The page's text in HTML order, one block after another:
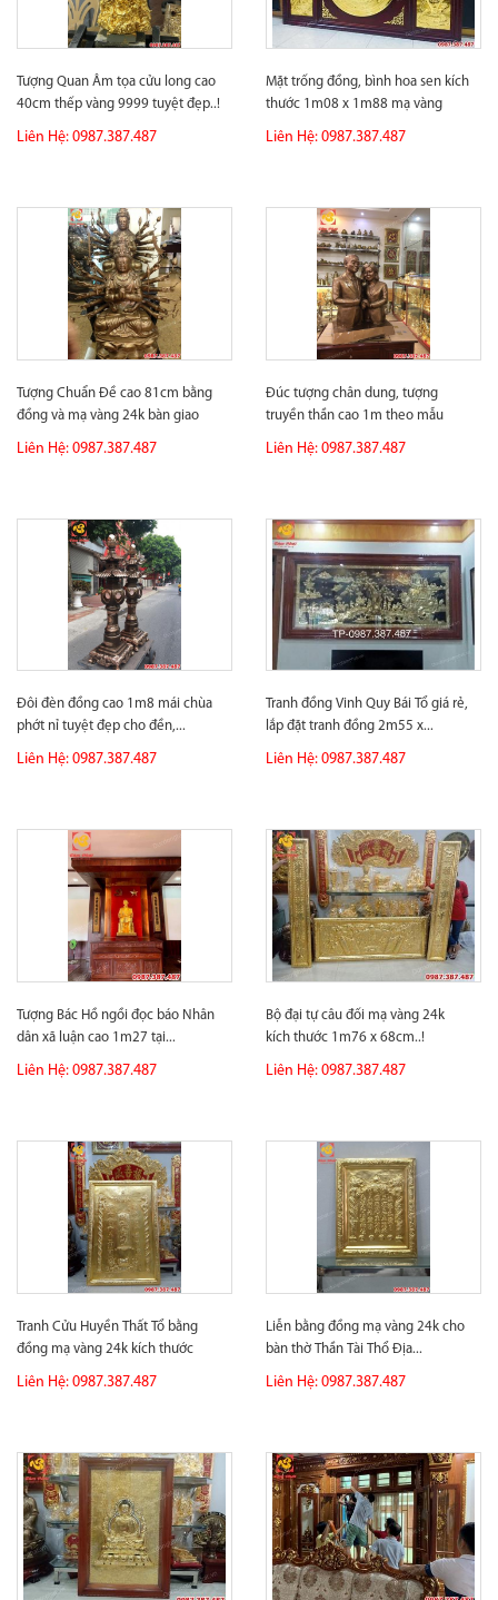
Tượng Quan Âm tọa cửu long cao
40cm thếp vàng 9999 tuyệt đẹp..!
Liên Hệ: 0987.387.487
Mặt trống đồng, bình hoa sen kích
thước 1m08 x 1m88 mạ vàng
Liên Hệ: 0987.387.487
Tượng Chuẩn Đề cao 81cm bằng
đồng và mạ vàng 24k bàn giao
Liên Hệ: 0987.387.487
Đúc tượng chân dung, tượng
truyền thần cao 1m theo mẫu
Liên Hệ: 0987.387.487
Đôi đèn đồng cao 1m8 mái chùa
phớt nỉ tuyệt đẹp cho đền,...
Liên Hệ: 0987.387.487
Tranh đồng Vinh Quy Bái Tổ giá rẻ,
lắp đặt tranh đồng 2m55 x...
Liên Hệ: 0987.387.487
Tượng Bác Hồ ngồi đọc báo Nhân
dân xã luận cao 1m27 tại...
Liên Hệ: 0987.387.487
Bộ đại tự câu đối mạ vàng 24k
kích thước 1m76 x 68cm..!
Liên Hệ: 0987.387.487
Tranh Cửu Huyền Thất Tổ bằng
đồng mạ vàng 24k kích thước
Liên Hệ: 0987.387.487
Liễn bằng đồng mạ vàng 24k cho
bàn thờ Thần Tài Thổ Địa...
Liên Hệ: 0987.387.487